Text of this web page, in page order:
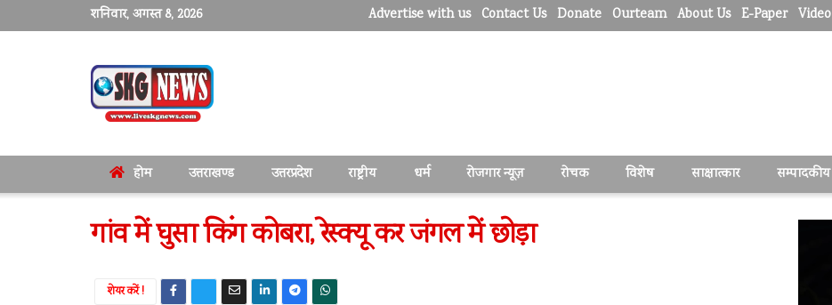
शनिवार, अगस्त 8, 2026 Advertise with us Contact Us Donate Ourteam About Us E-Paper Video
होम उत्तराखण्ड उत्तरप्रदेश राष्ट्रीय धर्म रोजगार न्यूज़ रोचक विशेष साक्षात्कार सम्पादकीय
गांव में घुसा किंग कोबरा, रेस्क्यू कर जंगल में छोड़ा
शेयर करें !